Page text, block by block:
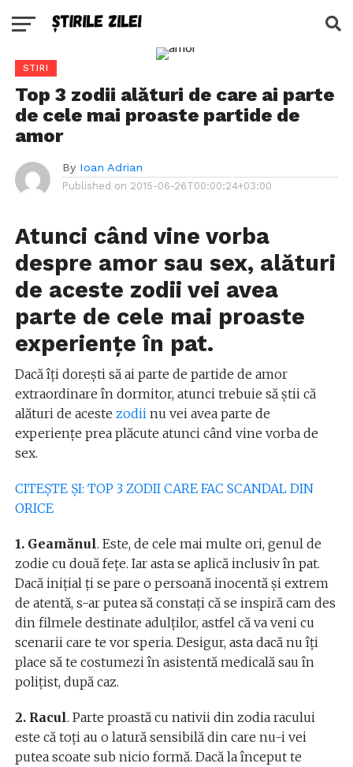
STIRI
Top 3 zodii alături de care ai parte
de cele mai proaste partide de
amor
By Ioan Adrian
Published on 2015-06-26T00:00:24+03:00
Atunci când vine vorba
despre amor sau sex, alături
de aceste zodii vei avea
parte de cele mai proaste
experiențe în pat.
Dacă îți dorești să ai parte de partide de amor
extraordinare în dormitor, atunci trebuie să știi că
alături de aceste zodiinu vei avea parte de
experiențe prea plăcute atunci când vine vorba de
sex.
CITEȘTE ȘI: TOP 3 ZODII CARE FAC SCANDAL DIN
ORICE
1. Geamănul. Este, de cele mai multe ori, genul de
zodie cu două fețe. Iar asta se aplică inclusiv în pat.
Dacă inițial ți se pare o persoană inocentă și extrem
de atentă, s-ar putea să constați că se inspiră cam des
din filmele destinate adulților, astfel că va veni cu
scenarii care te vor speria. Desigur, asta dacă nu îți
place să te costumezi în asistentă medicală sau în
polițist, după caz.
2. Racul. Parte proastă cu nativii din zodia racului
este că toți au o latură sensibilă din care nu-i vei
putea scoate sub nicio formă. Dacă la început te